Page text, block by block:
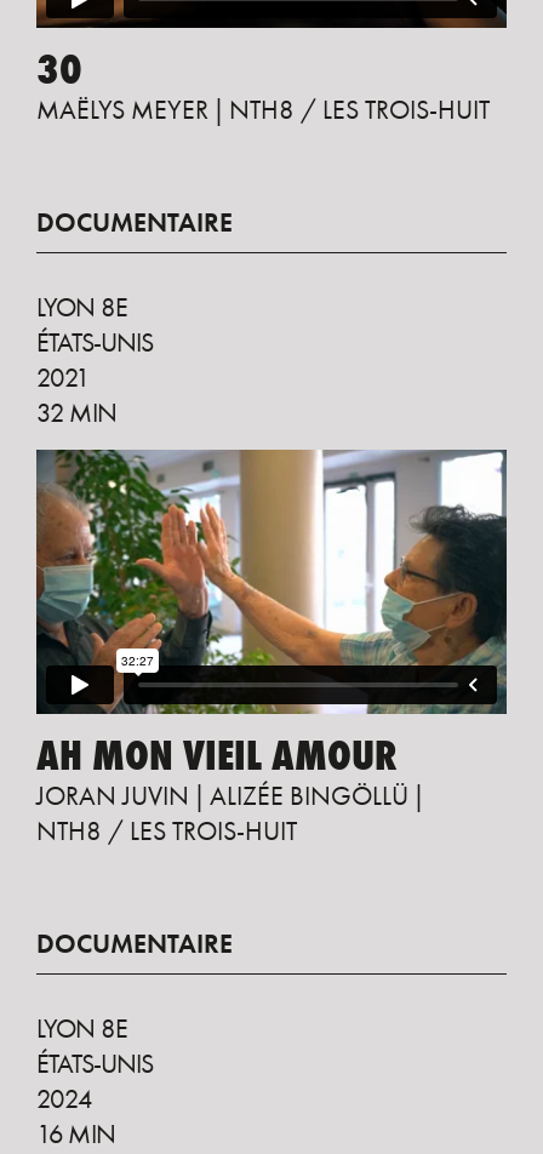
30
MAËLYS MEYER NTH8 / LES TROIS-HUIT
DOCUMENTAIRE
LYON 8E
ÉTATS-UNIS
2021
32 MIN
AH MON VIEIL AMOUR
JORAN JUVIN
ALIZÉE BINGÖLLÜ
NTH8 / LES TROIS-HUIT
DOCUMENTAIRE
LYON 8E
ÉTATS-UNIS
2024
16 MIN